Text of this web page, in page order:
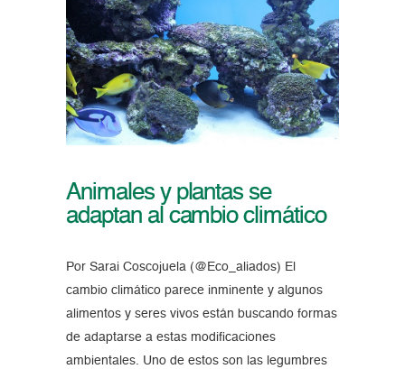
Animales y plantas se
adaptan al cambio climático
Por Sarai Coscojuela (@Eco_aliados) El
cambio climático parece inminente y algunos
alimentos y seres vivos están buscando formas
de adaptarse a estas modificaciones
ambientales. Uno de estos son las legumbres